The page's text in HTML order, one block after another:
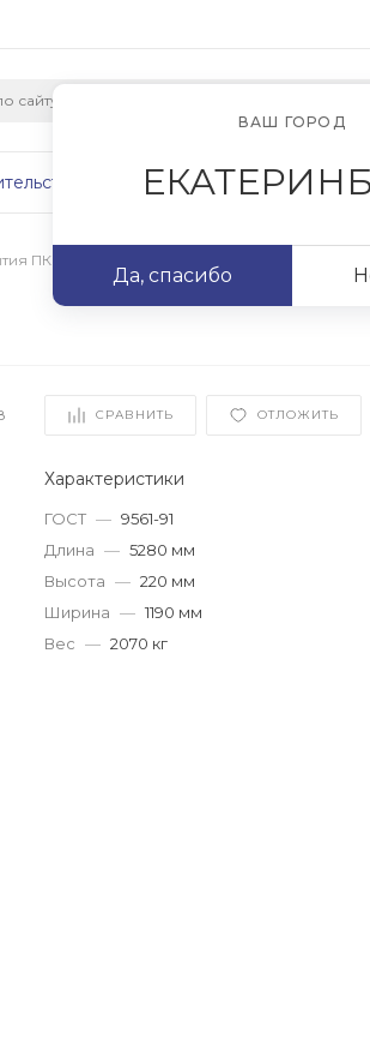
Плиты Сваи
ПК
СРАВНИТЬ ОТЛОЖИТЬ
Характеристики
ГОСТ — 9561-91
Длина — 5280 мм
Высота — 220 мм
Ширина — 1190 мм
Вес — 2070 кг
ВАШ ГОРОД
Да, спасибо